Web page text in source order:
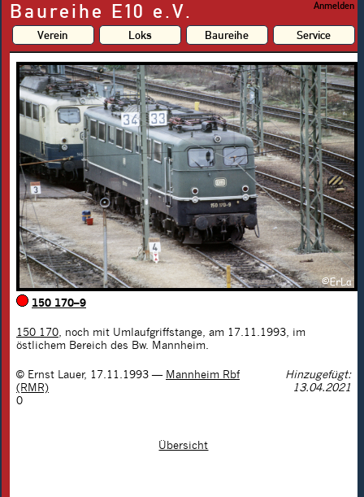
Baureihe E10 e.V. Anmelden
Verein Loks Baureihe Service
150 170–9
150 170 , noch mit Umlaufgriffstange, am 17.11.1993, im
östlichem Bereich des Bw. Mannheim.
© Ernst Lauer, 17.11.1993 — Mannheim Rbf
(RMR)
Hinzugefügt:
13.04.2021
0
Übersicht